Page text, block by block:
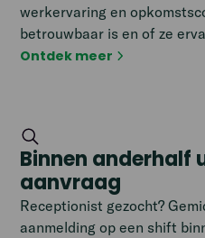
werkervaring en
betrouwbaar is en of ze
Ontdek meer
Binnen anderhalf
aanvraag
Receptionist gezocht?
aanmelding op een shift